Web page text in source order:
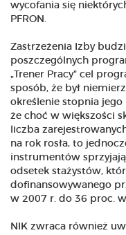
wycofania się
PFRON.
Zastrzeżenia Izby
poszczególnych
„Trener Pracy" cel
sposób, że był
określenie stopnia jego
że choć w większości
liczba
na rok rosła, to
instrumentów
odsetek stażystów,
dofinansowywanego
w 2007 r. do 36 proc.
NIK zwraca również